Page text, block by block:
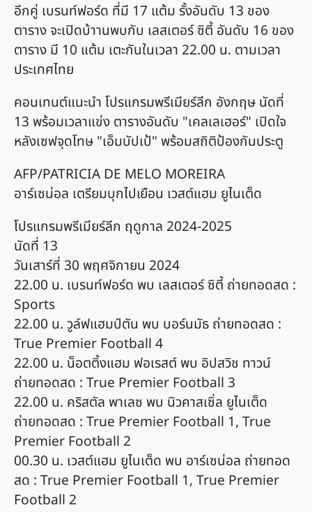
อีกคู่ เบรนท์ฟอร์ด ที่มี 17 แต้ม รั้งอันดับ 13 ของ
ตาราง จะเปิดบ้าานพบกับ เลสเตอร์ ซิตี้ อันดับ 16 ของ
ตาราง มี 10 แต้ม เตะกันในเวลา 22.00 น. ตามเวลา
ประเทศไทย
คอนเทนต์แนะนำ โปรแกรมพรีเมียร์ลีก อังกฤษ นัดที่
13 พร้อมเวลาแข่ง ตารางอันดับ "เคลเลเฮอร์" เปิดใจ
หลังเซฟจุดโทษ "เอ็มบัปเป้" พร้อมสถิติป้องกันประตู
AFP/PATRICIA DE MELO MOREIRA
อาร์เซน่อล เตรียมบุกไปเยือน เวสต์แฮม ยูไนเต็ด
โปรแกรมพรีเมียร์ลีก ฤดูกาล 2024-2025
นัดที่ 13
วันเสาร์ที่ 30 พฤศจิกายน 2024
22.00 น. เบรนท์ฟอร์ด พบ เลสเตอร์ ซิตี้ ถ่ายทอดสด :
Sports
22.00 น. วูล์ฟแฮมป์ตัน พบ บอร์นมัธ ถ่ายทอดสด :
True Premier Football 4
22.00 น. น็อตติ้งแฮม ฟอเรสต์ พบ อิปสวิช ทาวน์
ถ่ายทอดสด : True Premier Football 3
22.00 น. คริสตัล พาเลซ พบ นิวคาสเซิ่ล ยูไนเต็ด
ถ่ายทอดสด : True Premier Football 1, True
Premier Football 2
00.30 น. เวสต์แฮม ยูไนเต็ด พบ อาร์เซน่อล ถ่ายทอด
สด : True Premier Football 1, True Premier
Football 2